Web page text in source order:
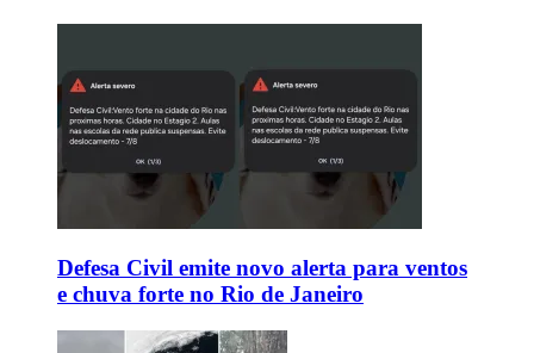
Defesa Civil emite novo alerta para ventos
e chuva forte no Rio de Janeiro